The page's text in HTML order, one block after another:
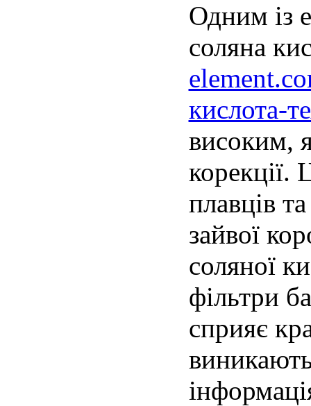
Одним із
соляна
кислота-
високим,
корекції.
плавців
зайвої
соляної
фільтри
сприяє